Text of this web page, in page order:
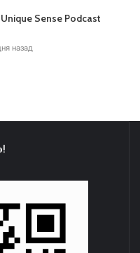
Sense Podcast
назад